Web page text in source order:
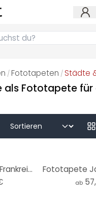
/ Fototapeten / Städte
als Fototapete für
Fototapete Falk - Frankreich Landkarte
ab